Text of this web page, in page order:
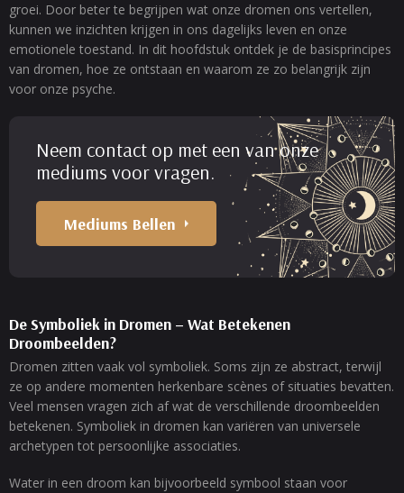
groei. Door beter te begrijpen wat onze dromen ons vertellen,
kunnen we inzichten krijgen in ons dagelijks leven en onze
emotionele toestand. In dit hoofdstuk ontdek je de basisprincipes
van dromen, hoe ze ontstaan en waarom ze zo belangrijk zijn
voor onze psyche.
Neem contact op met een van onze
mediums voor vragen.
Mediums Bellen
De Symboliek in Dromen – Wat Betekenen
Droombeelden?
Dromen zitten vaak vol symboliek. Soms zijn ze abstract, terwijl
ze op andere momenten herkenbare scènes of situaties bevatten.
Veel mensen vragen zich af wat de verschillende droombeelden
betekenen. Symboliek in dromen kan variëren van universele
archetypen tot persoonlijke associaties.
Water in een droom kan bijvoorbeeld symbool staan voor